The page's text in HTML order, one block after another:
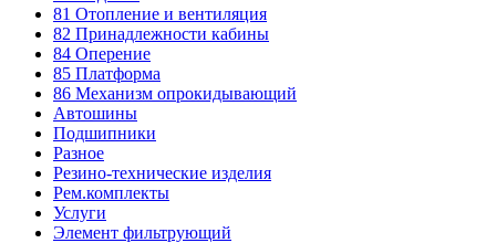
81 Отопление и вентиляция
82 Принадлежности кабины
84 Оперение
85 Платформа
86 Механизм опрокидывающий
Автошины
Подшипники
Разное
Резино-технические изделия
Рем.комплекты
Услуги
Элемент фильтрующий